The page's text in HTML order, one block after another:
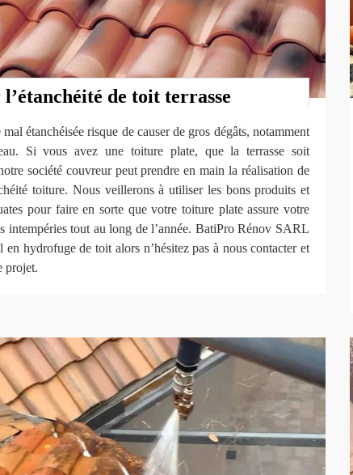
de toit terrasse
étanchéisée risque de causer de gros dégâts, notamment
Si vous avez une toiture plate, que la terrasse soit
société couvreur peut prendre en main la réalisation de
toiture. Nous veillerons à utiliser les bons produits et
pour faire en sorte que votre toiture plate assure votre
intempéries tout au long de l’année. BatiPro Rénov SARL
en hydrofuge de toit alors n’hésitez pas à nous contacter et
projet.